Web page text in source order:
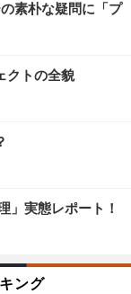
素朴な疑問に「プ
クトの全貌
」実態レポート！
ング